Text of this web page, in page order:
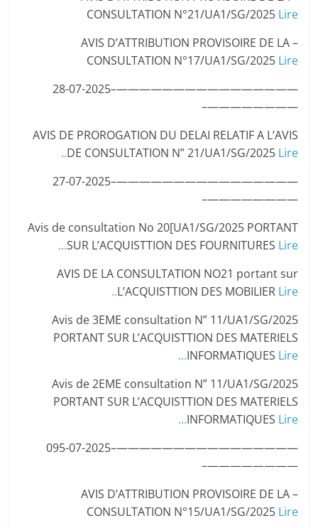
CONSULTATION N°21/UA1/SG/2025 Lire
– AVIS D’ATTRIBUTION PROVISOIRE DE LA
CONSULTATION N°17/UA1/SG/2025 Lire
————————————————–28-07-2025
————————–
AVIS DE PROROGATION DU DELAI RELATIF A L’AVIS
DE CONSULTATION N” 21/UA1/SG/2025 Lire..
————————————————–27-07-2025
————————–
Avis de consultation No 20[UA1/SG/2025 PORTANT
SUR L’ACQUISTTION DES FOURNITURES Lire…
AVIS DE LA CONSULTATION NO21 portant sur
L’ACQUISTTION DES MOBILIER Lire..
Avis de 3EME consultation N” 11/UA1/SG/2025
PORTANT SUR L’ACQUISTTION DES MATERIELS
INFORMATIQUES Lire…
Avis de 2EME consultation N” 11/UA1/SG/2025
PORTANT SUR L’ACQUISTTION DES MATERIELS
INFORMATIQUES Lire…
————————————————–095-07-2025
————————–
– AVIS D’ATTRIBUTION PROVISOIRE DE LA
CONSULTATION N°15/UA1/SG/2025 Lire